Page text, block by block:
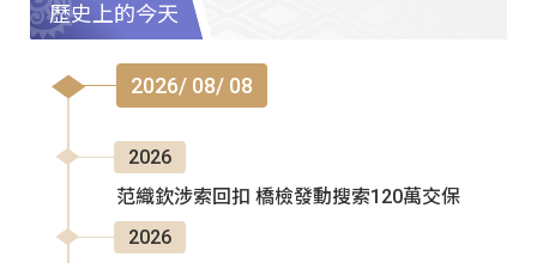
歷史上的今天
2026/ 08/ 08
2026
范織欽涉索回扣 橋檢發動搜索120萬交保
2026